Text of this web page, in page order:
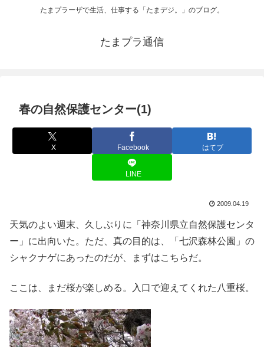
たまプラーザで生活、仕事する「たまデジ。」のブログ。
たまプラ通信
春の自然保護センター(1)
X Facebook はてブ
LINE
2009.04.19
天気のよい週末、久しぶりに「神奈川県立自然保護センタ
ー」に出向いた。ただ、真の目的は、「七沢森林公園」の
シャクナゲにあったのだが、まずはこちらだ。
ここは、まだ桜が楽しめる。入口で迎えてくれた八重桜。